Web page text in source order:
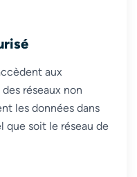
aux
réseaux non
les données dans
que soit le réseau de